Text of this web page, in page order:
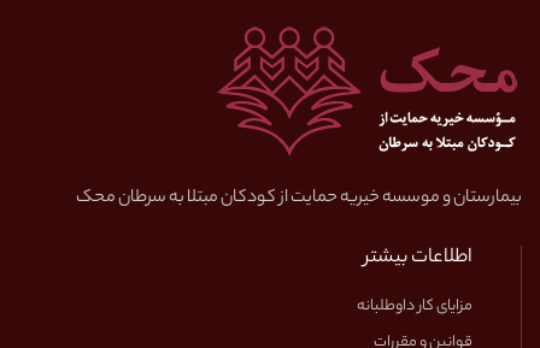
بیمارستان و موسسه خیریه حمایت از کودکان مبتلا به سرطان محک
اطلاعات بیشتر
مزایای کار داوطلبانه
قوانین و مقررات